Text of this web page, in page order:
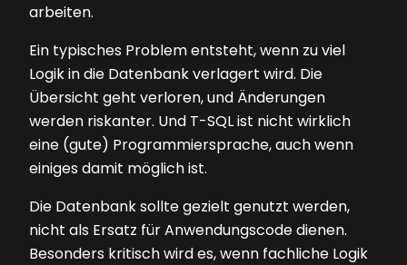
arbeiten.
Ein typisches Problem entsteht, wenn zu viel
Logik in die Datenbank verlagert wird. Die
Übersicht geht verloren, und Änderungen
werden riskanter. Und T-SQL ist nicht wirklich
eine (gute) Programmiersprache, auch wenn
einiges damit möglich ist.
Die Datenbank sollte gezielt genutzt werden,
nicht als Ersatz für Anwendungscode dienen.
Besonders kritisch wird es, wenn fachliche Logik